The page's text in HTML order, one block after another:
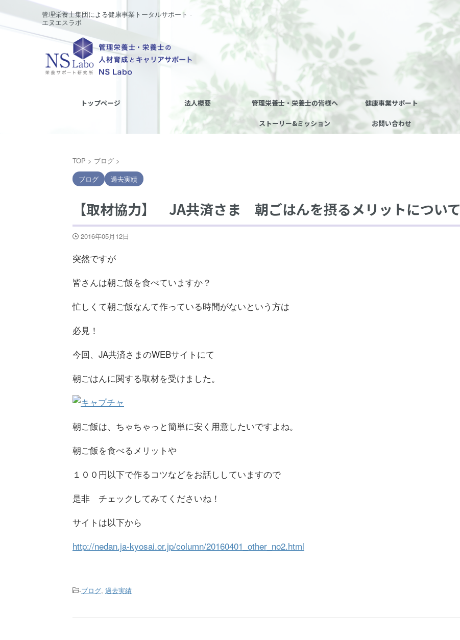
管理栄養士集団による健康事業トータルサポート -
エヌエスラボ
トップページ 法人概要 管理栄養士・栄養士の皆様へ 健康事業サポート
ストーリー&ミッション お問い合わせ
TOP > ブログ >
ブログ
過去実績
【取材協力】 JA共済さま 朝ごはんを摂るメリットについて
2016年05月12日
突然ですが
皆さんは朝ご飯を食べていますか？
忙しくて朝ご飯なんて作っている時間がないという方は
必見！
今回、JA共済さまのWEBサイトにて
朝ごはんに関する取材を受けました。
朝ご飯は、ちゃちゃっと簡単に安く用意したいですよね。
朝ご飯を食べるメリットや
１００円以下で作るコツなどをお話ししていますので
是非 チェックしてみてくださいね！
サイトは以下から
http://nedan.ja-kyosai.or.jp/column/20160401_other_no2.html
-ブログ, 過去実績